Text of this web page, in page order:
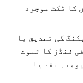
کا ٹکٹ موجود
کی تصدیق یا
فنڈز کا ثبوت
ہے۔ (کم از کم 150 ڈالر یومیہ نقد یا